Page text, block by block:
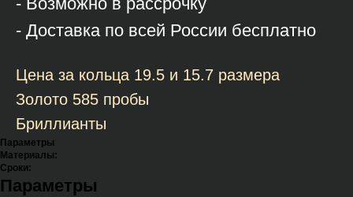
- Доставка по всей России бесплатно
Цена за кольца 19.5 и 15.7 размера
Золото 585 пробы
Бриллианты
Параметры
Материалы:
Сроки:
Параметры